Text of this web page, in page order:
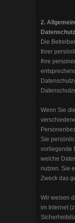
2.
Datenschutz
Die
Ihrer
Ihre
Wenn Sie
Sie
vorliegende
welche
nutzen. Sie
Zweck das
Wir weisen
im Internet